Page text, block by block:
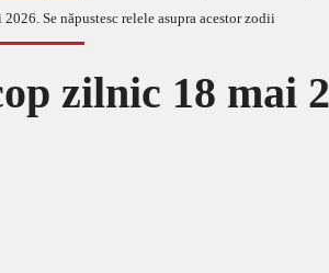
zilnic 18 mai